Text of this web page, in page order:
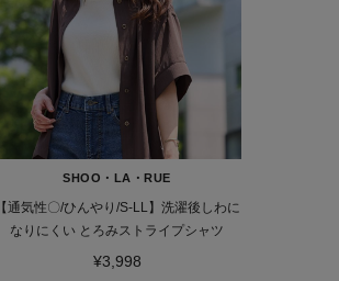
SHOO・LA・RUE
【通気性〇/ひんやり/S-LL】洗濯後しわに
なりにくい とろみストライプシャツ
¥3,998